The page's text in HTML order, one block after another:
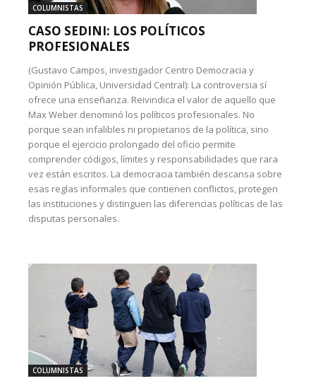
COLUMNISTAS
CASO SEDINI: LOS POLÍTICOS
PROFESIONALES
(Gustavo Campos, investigador Centro Democracia y
Opinión Pública, Universidad Central): La controversia sí
ofrece una enseñanza. Reivindica el valor de aquello que
Max Weber denominó los políticos profesionales. No
porque sean infalibles ni propietarios de la política, sino
porque el ejercicio prolongado del oficio permite
comprender códigos, límites y responsabilidades que rara
vez están escritos. La democracia también descansa sobre
esas reglas informales que contienen conflictos, protegen
las instituciones y distinguen las diferencias políticas de las
disputas personales.
COLUMNISTAS